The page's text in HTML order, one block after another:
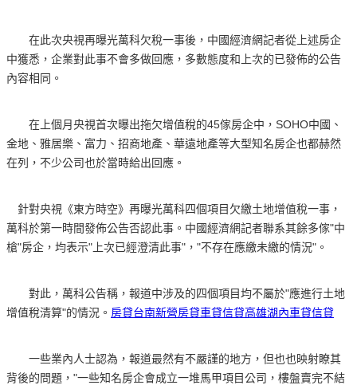
在此次央視再曝光萬科欠稅一事後，中國經濟網記者從上述房企
中獲悉，企業對此事不會多做回應，多數態度和上次的已發佈的公告
內容相同。
在上個月央視首次曝出拖欠增值稅的45傢房企中，SOHO中國、
金地、雅居樂、富力、招商地產、華遠地產等大型知名房企也都赫然
在列，不少公司也於當時給出回應。
針對央視《東方時空》再曝光萬科四個項目欠繳土地增值稅一事，
萬科於第一時間發佈公告否認此事。中國經濟網記者聯系其餘多傢"中
槍"房企，均表示"上次已經澄清此事"，"不存在應繳未繳的情況"。
對此，萬科公告稱，報道中涉及的四個項目均不屬於"應進行土地
增值稅清算"的情況。 房貸台南新營房貸車貸信貸高雄湖內車貸信貸
一些業內人士認為，報道最然有不嚴謹的地方，但也也映射瞭其
背後的問題，"一些知名房企會成立一堆馬甲項目公司，樓盤賣完不結